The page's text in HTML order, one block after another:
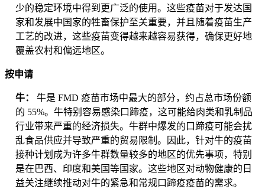
少的稳定环境中得到更广泛的使用。这些疫苗对于发达国
家和发展中国家的牲畜保护至关重要，并且随着疫苗生产
工艺的改进，这些疫苗变得越来越容易获得，确保更好地
覆盖农村和偏远地区。
按申请
牛： 牛是 FMD 疫苗市场中最大的部分，约占总市场份额
的 55%。牛特别容易感染口蹄疫，这可能给肉类和乳制品
行业带来严重的经济损失。牛群中爆发的口蹄疫可能会扰
乱食品供应并导致严重的贸易限制。因此，针对牛的疫苗
接种计划成为许多牛群数量较多的地区的优先事项，特别
是在巴西、印度和美国等国家。这些地区对动物健康的日
益关注继续推动对牛的紧急和常规口蹄疫疫苗的需求。